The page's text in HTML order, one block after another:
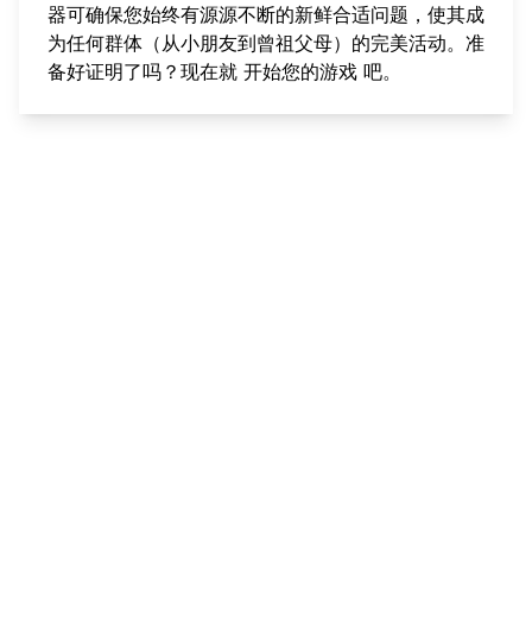
器可确保您始终有源源不断的新鲜合适问题，使其成
为任何群体（从小朋友到曾祖父母）的完美活动。准
备好证明了吗？现在就 开始您的游戏 吧。